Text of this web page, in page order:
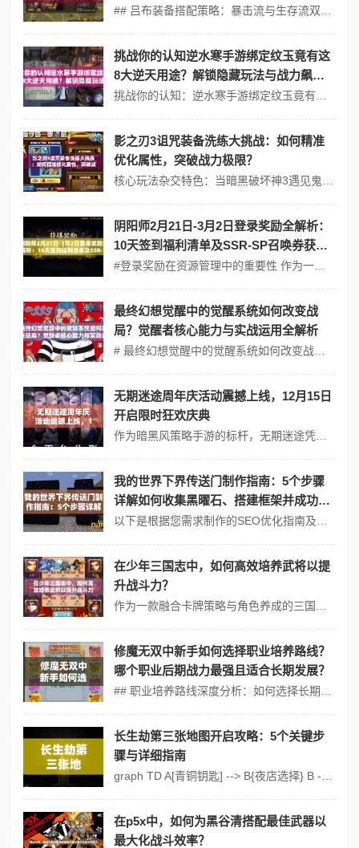
挑战你的认知逆水寒手游绑定纹玉竟有这
8大逆天用途？解锁隐藏玩法与战力飙升
秘籍全解析
影之刃3诅咒装备洗练大挑战：如何精准
优化属性，突破战力极限？
阴阳师2月21日-3月2日登录奖励全解析：
10天签到福利清单及SSR-SP召唤券获取
指南
最终幻想觉醒中的觉醒系统如何改变战
局？觉醒者核心能力与实战运用全解析
无期迷途周年庆活动震撼上线，12月15日
开启限时狂欢庆典
我的世界下界传送门制作指南：5个步骤
详解如何收集黑曜石、搭建框架并成功激
活下界之门（34字）
在少年三国志中，如何高效培养武将以提
升战斗力？
修魔无双中新手如何选择职业培养路线？
哪个职业后期战力最强且适合长期发展？
长生劫第三张地图开启攻略：5个关键步
骤与详细指南
在p5x中，如何为黑谷清搭配最佳武器以
最大化战斗效率？